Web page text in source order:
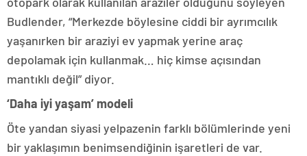
Budlender, “Merkezde böylesine ciddi bir ayrımcılık
yaşanırken bir araziyi ev yapmak yerine araç
depolamak için kullanmak… hiç kimse açısından
mantıklı değil” diyor.
‘Daha iyi yaşam’ modeli
Öte yandan siyasi yelpazenin farklı bölümlerinde yeni
bir yaklaşımın benimsendiğinin işaretleri de var.